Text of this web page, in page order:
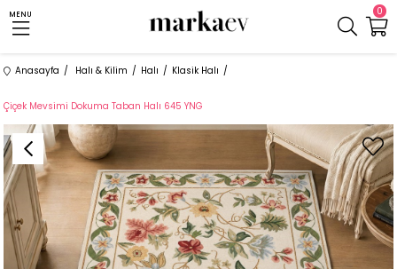
0
MENU
Anasayfa Halı & Kilim Halı Klasik Halı
Çiçek Mevsimi Dokuma Taban Halı 645 YNG